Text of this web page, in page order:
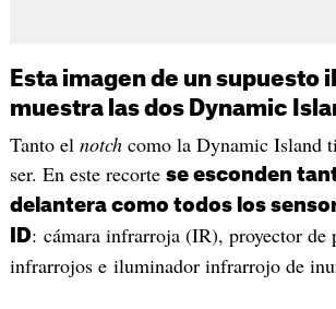
Esta imagen de un supuesto
muestra las dos Dynamic
Tanto el notchcomo la Dynamic Island
ser. En este recorte se esconden
delantera como todos los
ID: cámara infrarroja (IR), proyector de
infrarrojos e iluminador infrarrojo de